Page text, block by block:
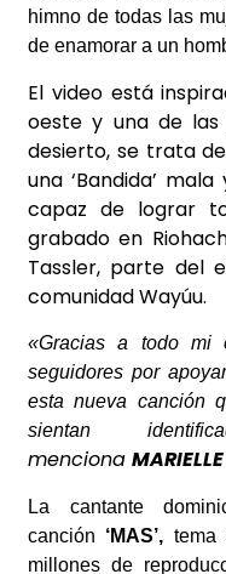
himno de todas las
de enamorar a un
El video está
oeste y una de las
desierto, se trata
una ‘Bandida’
capaz de lograr
grabado en
Tassler, parte del
comunidad Wayúu.
«Gracias a todo mi
seguidores por
esta nueva canción
sientan
menciona
La cantante
canción ‘MAS’, tema
millones de